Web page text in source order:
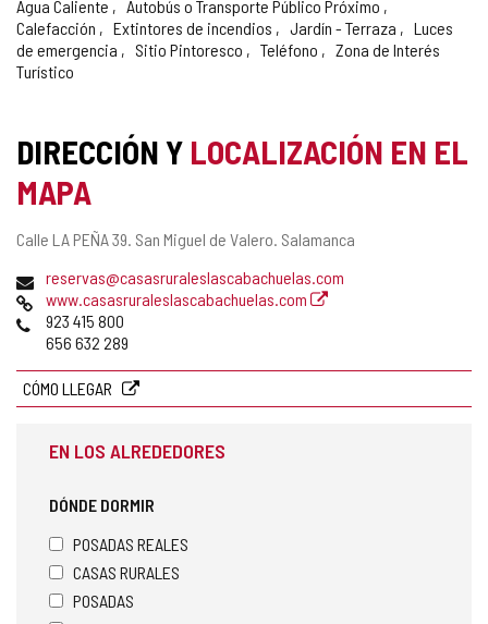
Agua Caliente
Autobús o Transporte Público Próximo
Calefacción
Extintores de incendios Jardín - Terraza
Luces
de emergencia
Sitio Pintoresco Teléfono
Zona de Interés
Turístico
DIRECCIÓN Y LOCALIZACIÓN EN EL
MAPA
Dirección
Calle LA PEÑA 39. San Miguel de Valero. Salamanca
Dirección
de
correo
electrónico
reservas@casasruraleslascabachuelas.com
Página
Web
www.casasruraleslascabachuelas.com
Teléfonos
923 415 800
656 632 289
CÓMO LLEGAR
EN LOS ALREDEDORES
DÓNDE DORMIR
POSADAS REALES
CASAS RURALES
POSADAS